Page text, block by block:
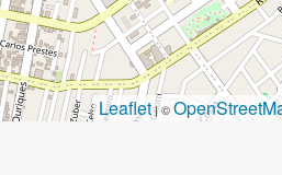
Leaflet| ©